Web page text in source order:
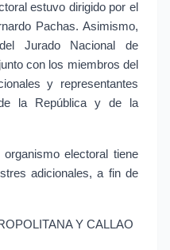
estuvo dirigido por el
Pachas. Asimismo,
Jurado Nacional de
con los miembros del
y representantes
la República y de la
electoral tiene
adicionales, a fin de
Y CALLAO